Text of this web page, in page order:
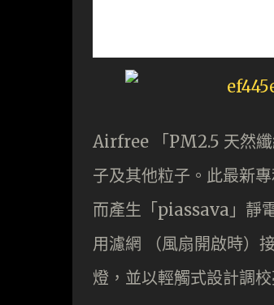
Airfree 「PM2.5 天然纖
子及其他粒子。此最新
而產生「piassava」靜
用濾網 （風扇開啟時）
燈，並以輕觸式設計調校